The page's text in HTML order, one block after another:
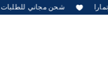
شحن مجاني للطلبات التي تزيد